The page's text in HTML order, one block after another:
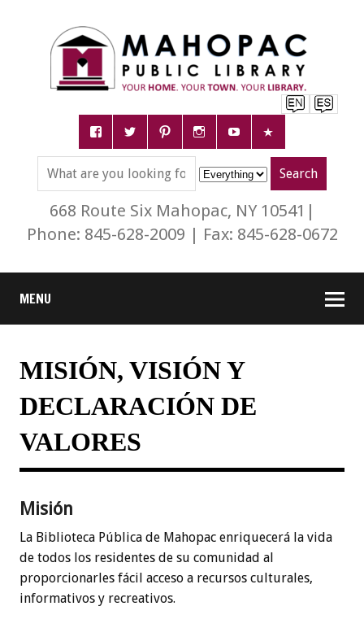
668 Route Six Mahopac, NY 10541|
Phone: 845-628-2009 | Fax: 845-628-0672
MENU
MISIÓN, VISIÓN Y
DECLARACIÓN DE
VALORES
Misión
La Biblioteca Pública de Mahopac enriquecerá la vida
de todos los residentes de su comunidad al
proporcionarles fácil acceso a recursos culturales,
informativos y recreativos.